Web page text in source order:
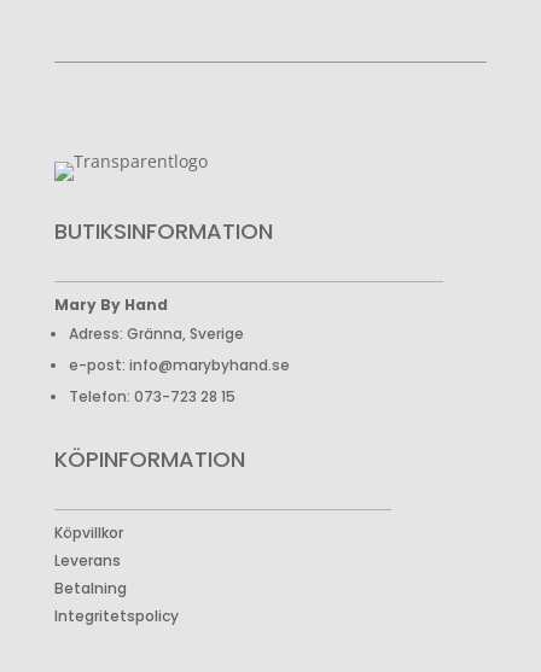
BUTIKSINFORMATION
Mary By Hand
Adress: Gränna, Sverige
e-post: info@marybyhand.se
Telefon: 073-723 28 15
KÖPINFORMATION
Köpvillkor
Leverans
Betalning
Integritetspolicy